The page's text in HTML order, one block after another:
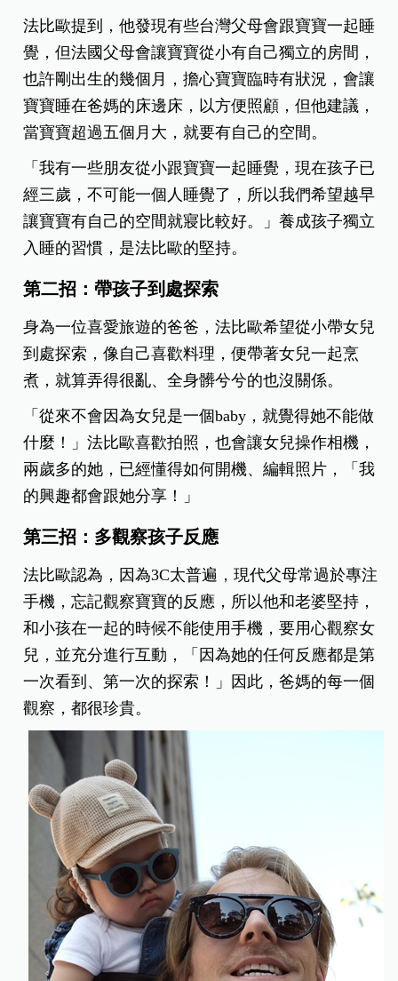
法比歐提到，他發現有些台灣父母會跟寶寶一起睡
覺，但法國父母會讓寶寶從小有自己獨立的房間，
也許剛出生的幾個月，擔心寶寶臨時有狀況，會讓
寶寶睡在爸媽的床邊床，以方便照顧，但他建議，
當寶寶超過五個月大，就要有自己的空間。
「我有一些朋友從小跟寶寶一起睡覺，現在孩子已
經三歲，不可能一個人睡覺了，所以我們希望越早
讓寶寶有自己的空間就寢比較好。」養成孩子獨立
入睡的習慣，是法比歐的堅持。
第二招：帶孩子到處探索
身為一位喜愛旅遊的爸爸，法比歐希望從小帶女兒
到處探索，像自己喜歡料理，便帶著女兒一起烹
煮，就算弄得很亂、全身髒兮兮的也沒關係。
「從來不會因為女兒是一個baby，就覺得她不能做
什麼！」法比歐喜歡拍照，也會讓女兒操作相機，
兩歲多的她，已經懂得如何開機、編輯照片，「我
的興趣都會跟她分享！」
第三招：多觀察孩子反應
法比歐認為，因為3C太普遍，現代父母常過於專注
手機，忘記觀察寶寶的反應，所以他和老婆堅持，
和小孩在一起的時候不能使用手機，要用心觀察女
兒，並充分進行互動，「因為她的任何反應都是第
一次看到、第一次的探索！」因此，爸媽的每一個
觀察，都很珍貴。